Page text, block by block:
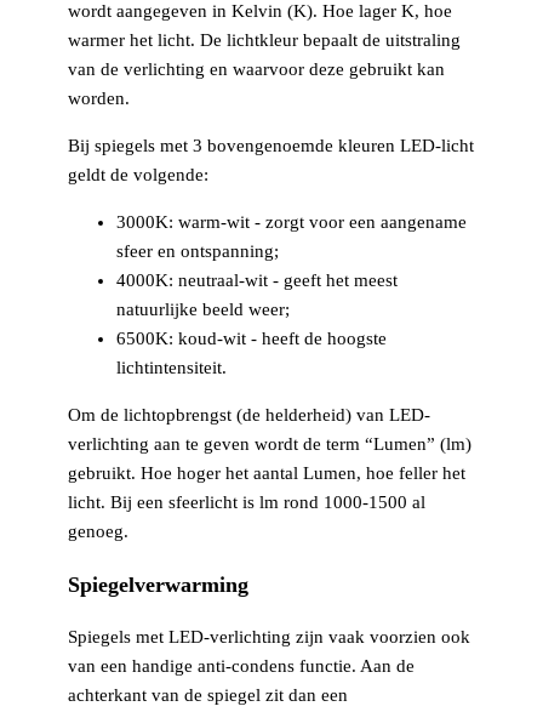
wordt aangegeven in Kelvin (K). Hoe lager K, hoe
warmer het licht. De lichtkleur bepaalt de uitstraling
van de verlichting en waarvoor deze gebruikt kan
worden.
Bij spiegels met 3 bovengenoemde kleuren LED-licht
geldt de volgende:
3000K: warm-wit - zorgt voor een aangename
sfeer en ontspanning;
4000K: neutraal-wit - geeft het meest
natuurlijke beeld weer;
6500K: koud-wit - heeft de hoogste
lichtintensiteit.
Om de lichtopbrengst (de helderheid) van LED-
verlichting aan te geven wordt de term “Lumen” (lm)
gebruikt. Hoe hoger het aantal Lumen, hoe feller het
licht. Bij een sfeerlicht is lm rond 1000-1500 al
genoeg.
Spiegelverwarming
Spiegels met LED-verlichting zijn vaak voorzien ook
van een handige anti-condens functie. Aan de
achterkant van de spiegel zit dan een